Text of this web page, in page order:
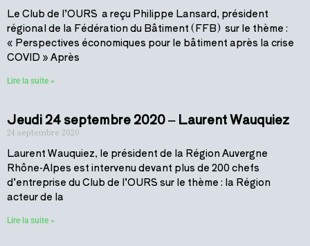
Le Club de l’OURS a reçu Philippe Lansard, président
régional de la Fédération du Bâtiment (FFB) sur le thème :
« Perspectives économiques pour le bâtiment après la crise
COVID » Après
Lire la suite »
Jeudi 24 septembre 2020 – Laurent Wauquiez
24 septembre 2020
Laurent Wauquiez, le président de la Région Auvergne
Rhône-Alpes est intervenu devant plus de 200 chefs
d’entreprise du Club de l’OURS sur le thème : la Région
acteur de la
Lire la suite »